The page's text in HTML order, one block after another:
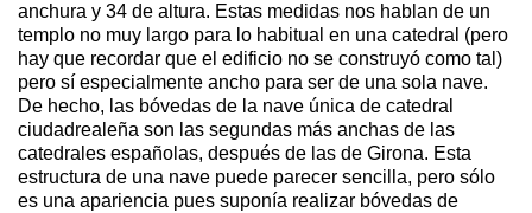
anchura y 34 de altura. Estas medidas nos hablan de un
templo no muy largo para lo habitual en una catedral (pero
hay que recordar que el edificio no se construyó como tal)
pero sí especialmente ancho para ser de una sola nave.
De hecho, las bóvedas de la nave única de catedral
ciudadrealeña son las segundas más anchas de las
catedrales españolas, después de las de Girona. Esta
estructura de una nave puede parecer sencilla, pero sólo
es una apariencia pues suponía realizar bóvedas de